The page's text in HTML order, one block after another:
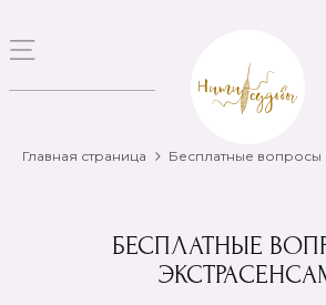
Главная страница Бесплатные вопросы
БЕСПЛАТНЫЕ